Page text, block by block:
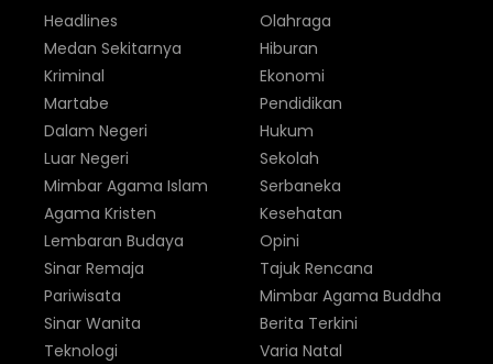
Headlines
Medan Sekitarnya
Kriminal
Martabe
Dalam Negeri
Luar Negeri
Olahraga
Hiburan
Ekonomi
Pendidikan
Hukum
Sekolah
Mimbar Agama Islam
Agama Kristen
Lembaran Budaya
Sinar Remaja
Pariwisata
Sinar Wanita
Serbaneka
Kesehatan
Opini
Tajuk Rencana
Mimbar Agama Buddha
Berita Terkini
Teknologi
Varia Natal